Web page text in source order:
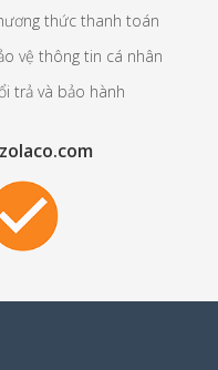
thức thanh toán
vệ thông tin cá nhân
trả và bảo hành